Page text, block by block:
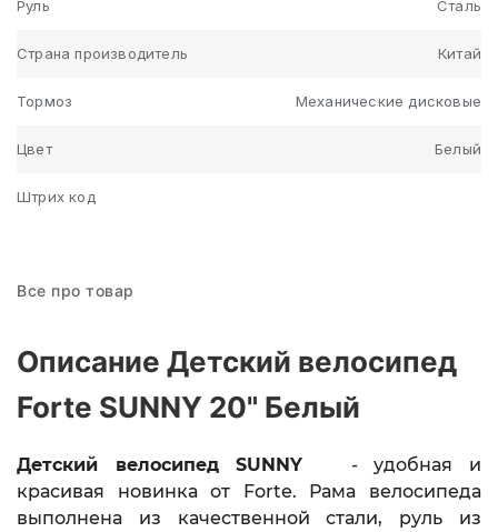
Руль Сталь
Страна производитель Китай
Тормоз Механические дисковые
Цвет Белый
Штрих код
Все про товар
Описание Детский велосипед
Forte SUNNY 20" Белый
Детский велосипедSUNNY
- удобная и
красивая новинка от Forte.
Рама велосипеда
выполнена из качественной стали, руль из